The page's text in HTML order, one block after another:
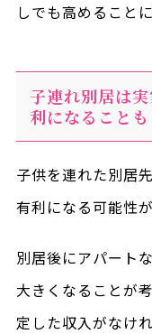
しでも高めること
子連れ別居は
利になることも
子供を連れた別居
有利になる可能性が
別居後にアパート
大きくなることが
定した収入がなけ